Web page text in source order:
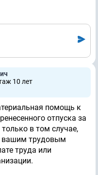
10 лет
помощь к
отпуска за
в том случае,
вашим трудовым
труда или